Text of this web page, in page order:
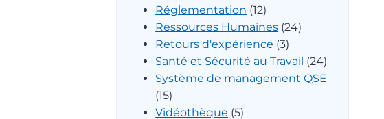
Réglementation (12)
Ressources Humaines (24)
Retours d'expérience (3)
Santé et Sécurité au Travail (24)
Système de management QSE
(15)
Vidéothèque (5)